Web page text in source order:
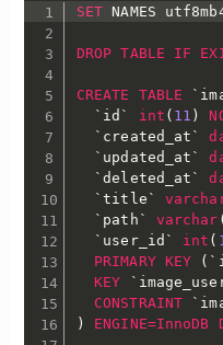
SET NAMES
DROP TABLE IF
CREATE TABLE `
` id ` int ( 11 )
` created_at `
` updated_at `
`deleted_at `
`title `
` path ` varchar (
` user_id ` int (
PRIMARY KEY ( `
KEY
`
CONSTRAINT
`
)
ENGINE=InnoDB